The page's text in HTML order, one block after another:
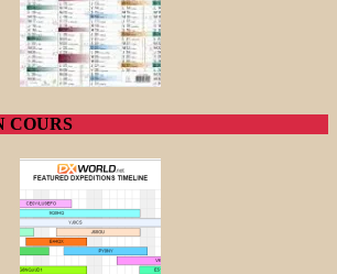
COURS